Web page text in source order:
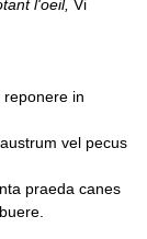
l'oeil, Vi
reponere in
vel pecus
praeda canes